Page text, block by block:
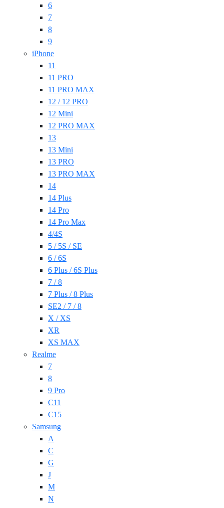
6
7
8
9
iPhone
11
11 PRO
11 PRO MAX
12 / 12 PRO
12 Mini
12 PRO MAX
13
13 Mini
13 PRO
13 PRO MAX
14
14 Plus
14 Pro
14 Pro Max
4/4S
5 / 5S / SE
6 / 6S
6 Plus / 6S Plus
7 / 8
7 Plus / 8 Plus
SE2 / 7 / 8
X / XS
XR
XS MAX
Realme
7
8
9 Pro
C11
C15
Samsung
A
C
G
J
M
N